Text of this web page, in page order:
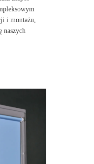
i montażu,
naszych